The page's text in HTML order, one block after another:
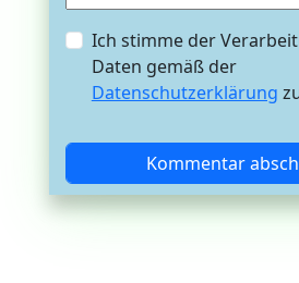
Ich stimme der
Daten gemäß der
Datenschutzerklärung